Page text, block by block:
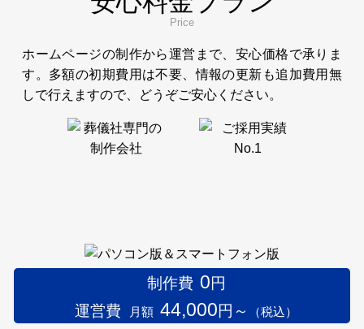
Price
ホームページの制作から運営まで、安心価格で承りま
す。多額の初期費用は不要、情報の更新も追加費用無
しで行えますので、どうぞご安心ください。
制作費 0円
運営費
月額 44,000円～
（税込）